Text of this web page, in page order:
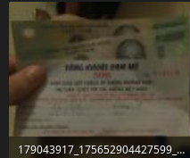
179043917_175652904427599_6082889661439605629_n.jpg